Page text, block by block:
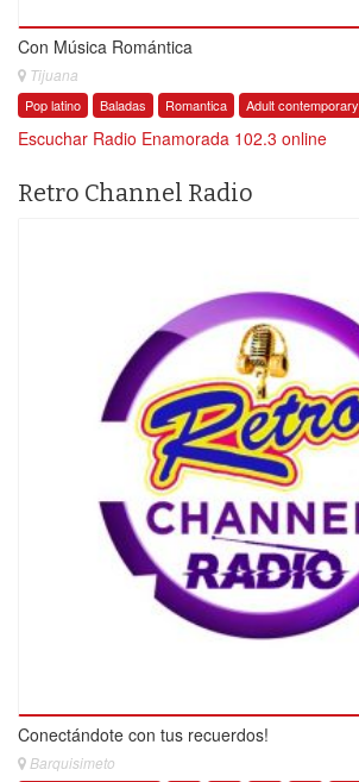
Con Música Romántica
Tijuana
Pop latino Baladas Romantica Adult contemporary
Escuchar Radio Enamorada 102.3 online
Retro Channel Radio
Conectándote con tus recuerdos!
Barquisimeto